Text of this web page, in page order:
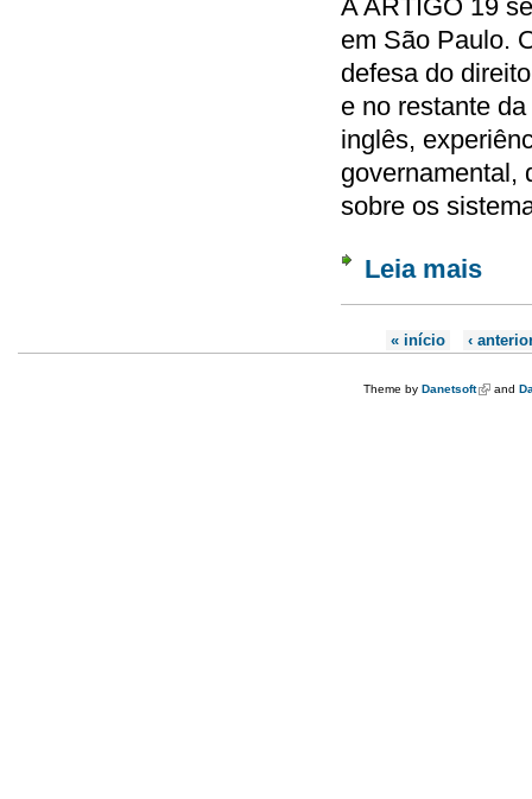
A ARTIGO 19
em São Paulo.
defesa do
e no restante
inglês,
governamental,
sobre os
Leia mais
Páginas
« início ‹
Theme by Danetsoft(link is
and